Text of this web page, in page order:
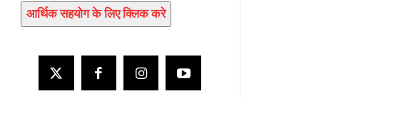
आर्थिक सहयोग के लिए क्लिक करे